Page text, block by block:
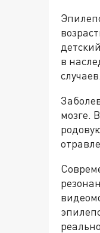
в
случаев.
мозге.